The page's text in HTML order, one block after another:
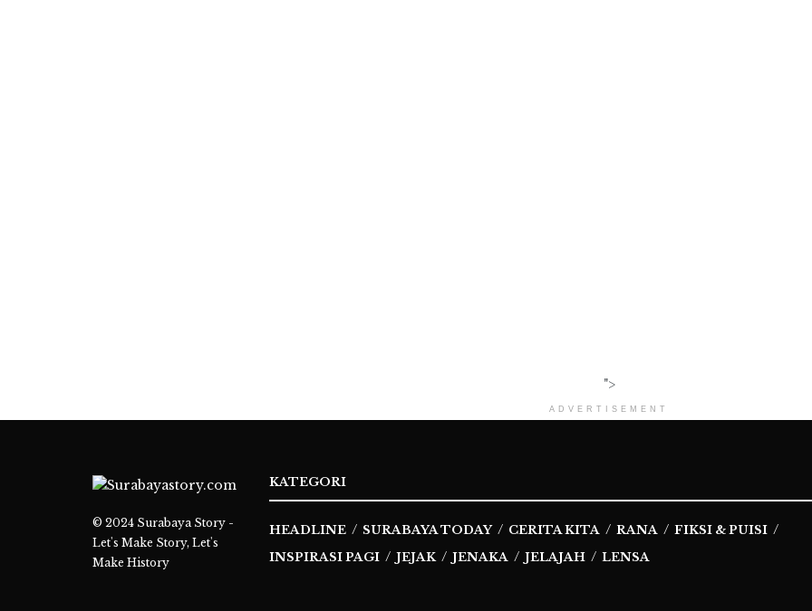
">
ADVERTISEMENT
© 2024 Surabaya Story -
Let's Make Story, Let's
Make History
KATEGORI
HEADLINE SURABAYA TODAY CERITA KITA RANA
FIKSI & PUISI
INSPIRASI PAGI
JEJAK JENAKA JELAJAH LENSA